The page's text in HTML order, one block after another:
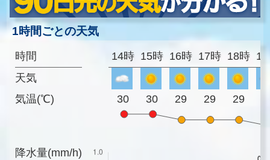
1時間ごとの天気
時間
天気
気温(℃)
降水量(mm/h)
14時 15時 16時 17時 18時
30 30 29 29 29